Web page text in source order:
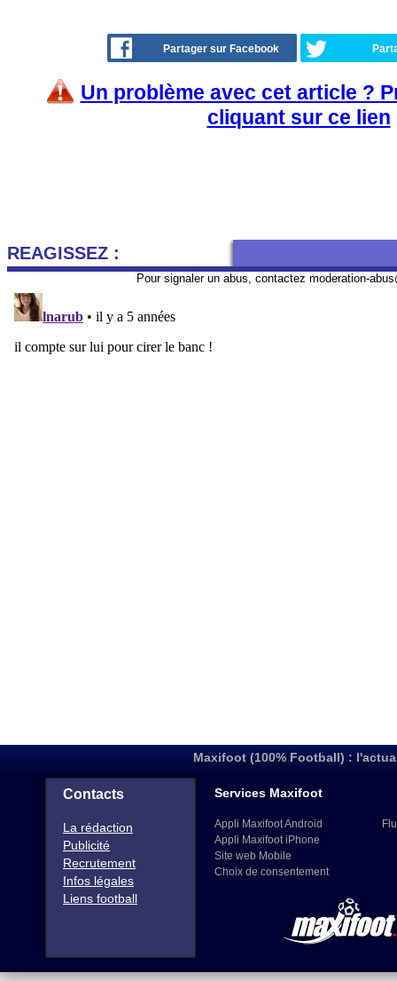
Partager sur Facebook
Un problème avec cet article ?
cliquant sur ce lien
REAGISSEZ :
Pour signaler un abus, contactez moderation-
Maxifoot (100% Football) :
Contacts
La rédaction
Publicité
Recrutement
Infos légales
Liens football
Services Maxifoot
Appli Maxifoot Android
Appli Maxifoot iPhone
Site web Mobile
Choix de consentement